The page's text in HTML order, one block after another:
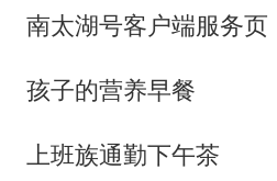
南太湖号客户端服务页
孩子的营养早餐
上班族通勤下午茶